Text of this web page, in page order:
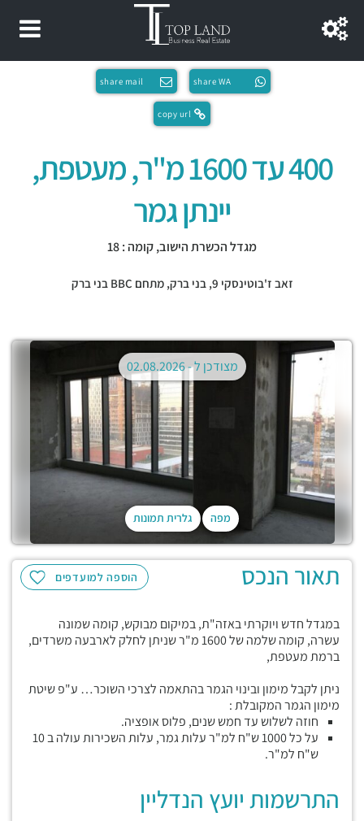
share WA
share mail
copy url
400 עד 1600 מ"ר, מעטפת,
יינתן גמר
מגדל הכשרת הישוב, קומה : 18
זאב ז'בוטינסקי 9, בני ברק,מתחם BBC בני ברק
מפה גלרית תמונות
מצודכן ל -02.08.2026
הוספה למועדפים תאור הנכס
במגדל חדש ויוקרתי באזה"ת, במיקום מבוקש, קומה שמונה
עשרה, קומה שלמה של 1600 מ"ר שניתן לחלק לארבעה משרדים,
ברמת מעטפת,
ניתן לקבל מימון ובינוי הגמר בהתאמה לצרכי השוכר… ע"פ שיטת
מימון הגמר המקובלת :
חוזה לשלוש עד חמש שנים, פלוס אופציה.
על כל 1000 ש"ח למ"ר עלות גמר, עלות השכירות עולה ב 10
ש"ח למ"ר.
התרשמות יועץ הנדליין